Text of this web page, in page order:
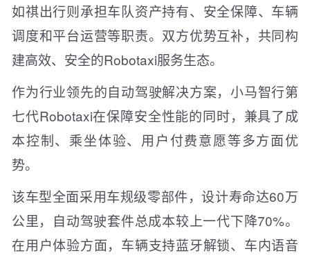
如祺出行则承担车队资产持有、安全保障、车辆
调度和平台运营等职责。双方优势互补，共同构
建高效、安全的Robotaxi服务生态。
作为行业领先的自动驾驶解决方案，小马智行第
七代Robotaxi在保障安全性能的同时，兼具了成
本控制、乘坐体验、用户付费意愿等多方面优
势。
该车型全面采用车规级零部件，设计寿命达60万
公里，自动驾驶套件总成本较上一代下降70%。
在用户体验方面，车辆支持蓝牙解锁、车内语音